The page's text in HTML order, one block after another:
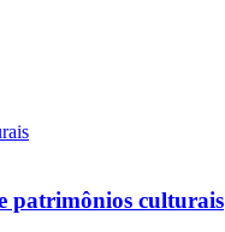
patrimônios culturais